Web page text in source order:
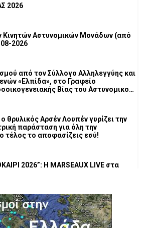
2026
Αστυνομικών Μονάδων (από
2026
από τον Σύλλογο Αλληλεγγύης και
«Ελπίδα», στο Γραφείο
Βίας του Αστυνομικού
θρυλικός Αρσέν Λουπέν γυρίζει την
παράσταση για όλη την
όπου το τέλος το αποφασίζεις εσύ!
2026”: Η MARSEAUX LIVE στα
Συνεργασίας του Πανεπιστημίου
με το HanoiUniversity